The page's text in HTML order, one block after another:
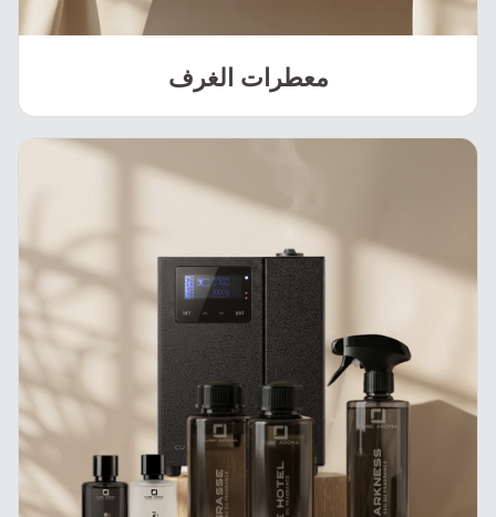
معطرات الغرف